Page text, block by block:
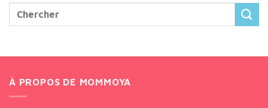
À PROPOS DE MOMMOYA